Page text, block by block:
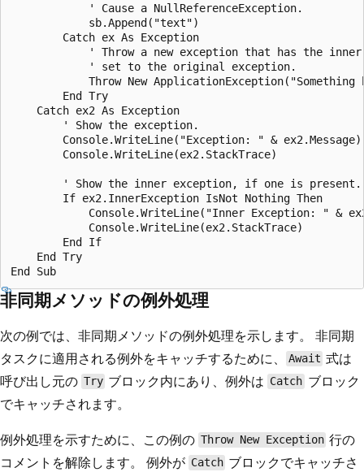
            ' Cause a NullReferenceException.
            sb.Append("text")
        Catch ex As Exception
' Throw a new exception that has the
            ' set to the original exception.
Throw New ApplicationException("Something
        End Try
    Catch ex2 As Exception
        ' Show the exception.
        Console.WriteLine("Exception: " & ex2.Message)
        Console.WriteLine(ex2.StackTrace)
        ' Show the inner exception, if one is present.
        If ex2.InnerException IsNot Nothing Then
Console.WriteLine("Inner Exception: " &
            Console.WriteLine(ex2.StackTrace)
        End If
    End Try
非同期メソッドの例外処理
次の例では、非同期メソッドの例外処理を示します。 非同期
タスクに適用される例外をキャッチするために、
Await 式は
呼び出し元の Try ブロック内にあり、例外は Catchブロック
でキャッチされます。
例外処理を示すために、この例の Throw New Exception 行の
コメントを解除します。 例外が Catch ブロックでキャッチさ